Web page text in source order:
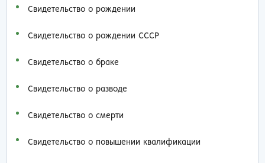
Свидетельство о рождении
Свидетельство о рождении СССР
Свидетельство о браке
Свидетельство о разводе
Свидетельство о смерти
Свидетельство о повышении квалификации